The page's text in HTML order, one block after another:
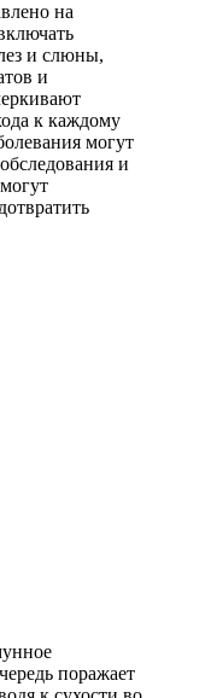
на
и слюны,
и
к каждому
могут
и
поражает